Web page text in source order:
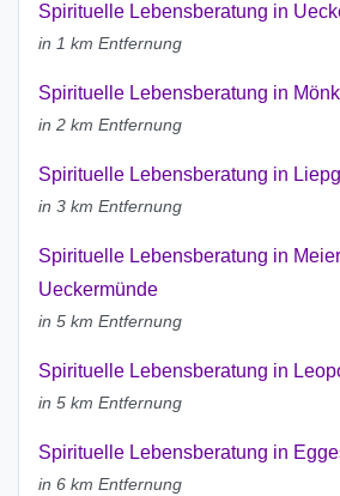
Spirituelle Lebensberatung in
in 1 km Entfernung
Spirituelle Lebensberatung in
in 2 km Entfernung
Spirituelle Lebensberatung in
in 3 km Entfernung
Spirituelle Lebensberatung in
Ueckermünde
in 5 km Entfernung
Spirituelle Lebensberatung in
in 5 km Entfernung
Spirituelle Lebensberatung in
in 6 km Entfernung